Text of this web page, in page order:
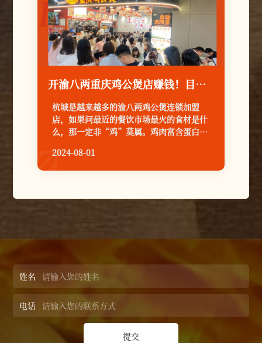
开渝八两重庆鸡公煲店赚钱！目前杭城快开满啦！
杭城是越来越多的渝八两鸡公煲连锁加盟
店，如果问最近的餐饮市场最火的食材是什
么，那一定非“鸡”莫属。鸡肉富含蛋白
嫩，鲜美而滋润，加上鸡肉肉质较软可塑性
强，煎炒煮炸各种做法烹饪都是相当美味开
2024-08-01

姓名
电话
提交